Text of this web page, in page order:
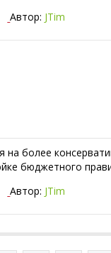
Автор: JTim
на более
бюджетного
Автор: JTim